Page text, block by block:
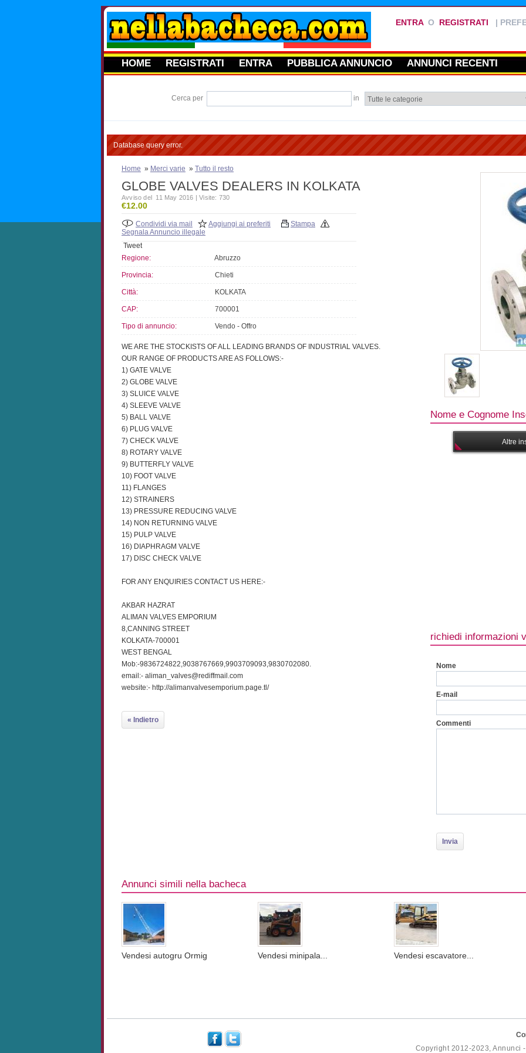
ENTRAO REGISTRATI |
HOME REGISTRATI ENTRA PUBBLICA ANNUNCIO ANNUNCI RECENTI
Cerca per in
Database query error.
Home » Merci varie » Tutto il resto
GLOBE VALVES DEALERS IN KOLKATA
Avviso del 11 May 2016 | Visite: 730
€12.00
Condividi via mail Aggiungi ai preferiti
Stampa
Segnala Annuncio illegale
Tweet
Regione:
Abruzzo
Provincia: Chieti
Città: KOLKATA
CAP: 700001
Tipo di annuncio: Vendo - Offro
WE ARE THE STOCKISTS OF ALL LEADING BRANDS OF INDUSTRIAL VALVES.
OUR RANGE OF PRODUCTS ARE AS FOLLOWS:-
1) GATE VALVE
2) GLOBE VALVE
3) SLUICE VALVE
4) SLEEVE VALVE
5) BALL VALVE
6) PLUG VALVE
7) CHECK VALVE
8) ROTARY VALVE
9) BUTTERFLY VALVE
10) FOOT VALVE
11) FLANGES
12) STRAINERS
13) PRESSURE REDUCING VALVE
14) NON RETURNING VALVE
15) PULP VALVE
16) DIAPHRAGM VALVE
17) DISC CHECK VALVE
FOR ANY ENQUIRIES CONTACT US HERE:-
AKBAR HAZRAT
ALIMAN VALVES EMPORIUM
8,CANNING STREET
KOLKATA-700001
WEST BENGAL
Mob:-9836724822,9038767669,9903709093,9830702080.
email:- aliman_valves@rediffmail.com
website:- http://alimanvalvesemporium.page.tl/
« Indietro
Nome e Cognome
Altre
richiedi informazioni
Nome
E-mail
Commenti
Annunci simili nella bacheca
Vendesi autogru Ormig Vendesi minipala... Vendesi escavatore...
Copyright 2012-2023, Annunci